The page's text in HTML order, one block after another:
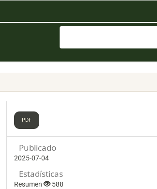
PDF
Publicado
2025-07-04
Estadísticas
Resumen 588